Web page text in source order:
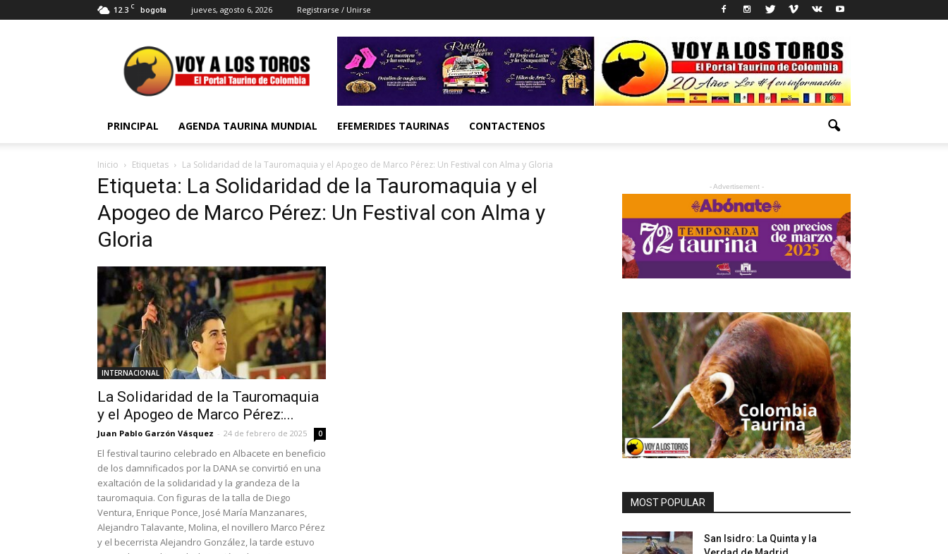
12.3 C bogota jueves, agosto 6, 2026 Registrarse / Unirse
Voy
a
Los
Toros
PRINCIPAL AGENDA TAURINA MUNDIAL EFEMERIDES TAURINAS CONTACTENOS
Inicio Etiquetas La Solidaridad de la Tauromaquia y el Apogeo de Marco Pérez: Un Festival con Alma y Gloria
Etiqueta: La Solidaridad de la Tauromaquia y el
Apogeo de Marco Pérez: Un Festival con Alma y
Gloria
INTERNACIONAL
La Solidaridad de la Tauromaquia
y el Apogeo de Marco Pérez:...
Juan Pablo Garzón Vásquez - 24 de febrero de 2025 0
El festival taurino celebrado en Albacete en beneficio
de los damnificados por la DANA se convirtió en una
exaltación de la solidaridad y la grandeza de la
tauromaquia. Con figuras de la talla de Diego
Ventura, Enrique Ponce, José María Manzanares,
Alejandro Talavante, Molina, el novillero Marco Pérez
y el becerrista Alejandro González, la tarde estuvo
- Advertisement -
MOST POPULAR
San Isidro: La Quinta y la